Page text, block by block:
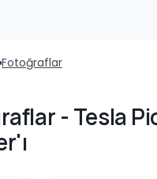
Fotoğraflar
- Tesla